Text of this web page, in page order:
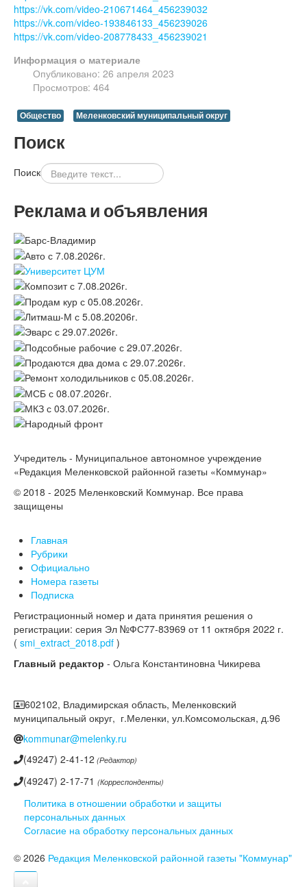
https://vk.com/video-210671464_456239032
https://vk.com/video-193846133_456239026
https://vk.com/video-208778433_456239021
Информация о материале
Опубликовано: 26 апреля 2023
Просмотров: 464
Общество Меленковский муниципальный округ
Поиск
Поиск
Реклама и объявления
Учредитель - Муниципальное автономное учреждение
«Редакция Меленковской районной газеты «Коммунар»
© 2018 - 2025 Меленковский Коммунар. Все права
защищены
Главная
Рубрики
Официально
Номера газеты
Подписка
Регистрационный номер и дата принятия решения о
регистрации: серия Эл №ФС77-83969 от 11 октября 2022 г.
( smi_extract_2018.pdf )
Главный редактор - Ольга Константиновна Чикирева
602102, Владимирская область, Меленковский
муниципальный округ, г.Меленки, ул.Комсомольская, д.96
kommunar@melenky.ru
(49247) 2-41-12 (Редактор)
(49247) 2-17-71 (Корреспонденты)
Политика в отношении обработки и защиты
персональных данных
Согласие на обработку персональных данных
© 2026 Редакция Меленковской районной газеты "Коммунар"